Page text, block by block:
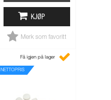
KJØP
Merk som favoritt
NETTOPRIS
Få igjen på lager